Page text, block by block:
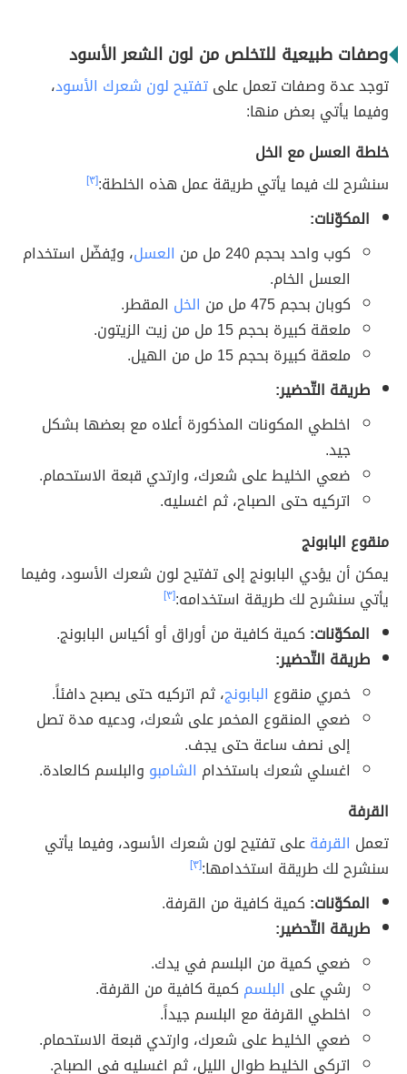
وصفات طبيعية للتخلص من لون الشعر الأسود
توجد عدة وصفات تعمل علىتفتيح لون شعرك الأسود،
وفيما يأتي بعض منها:
خلطة العسل مع الخل
سنشرح لك فيما يأتي طريقة عمل هذه الخلطة:[٣]
المكوّنات:
كوب واحد بحجم 240 مل من
العسل، ويُفضّل استخدام
العسل الخام.
كوبان بحجم 475 مل من
الخل المقطر.
ملعقة كبيرة بحجم 15 مل من زيت الزيتون.
ملعقة كبيرة بحجم 15 مل من الهيل.
طريقة التّحضير:
اخلطي المكونات المذكورة أعلاه مع بعضها بشكل
جيد.
ضعي الخليط على شعرك، وارتدي قبعة الاستحمام.
اتركيه حتى الصباح، ثم اغسليه.
منقوع البابونج
يمكن أن يؤدي البابونج إلى تفتيح لون شعرك الأسود، وفيما
يأتي سنشرح لك طريقة استخدامه:[٣]
المكوّنات: كمية كافية من أوراق أو أكياس البابونج.
طريقة التّحضير:
خمري منقوع البابونج، ثم اتركيه حتى يصبح دافئاً.
ضعي المنقوع المخمر على شعرك، ودعيه مدة تصل
إلى نصف ساعة حتى يجف.
اغسلي شعرك باستخدام الشامبو والبلسم كالعادة.
القرفة
تعمل القرفةعلى تفتيح لون شعرك الأسود، وفيما يأتي
سنشرح لك طريقة استخدامها:[٣]
المكوّنات: كمية كافية من القرفة.
طريقة التّحضير:
ضعي كمية من البلسم في يدك.
رشي على البلسم كمية كافية من القرفة.
اخلطي القرفة مع البلسم جيداً.
ضعي الخليط على شعرك، وارتدي قبعة الاستحمام.
اتركي الخليط طوال الليل، ثم اغسليه في الصباح.